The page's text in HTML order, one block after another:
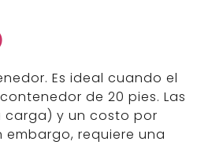
Es ideal cuando el
de 20 pies. Las
carga) y un costo por
embargo, requiere una